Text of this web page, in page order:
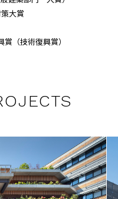
大賞
（技術復興賞）